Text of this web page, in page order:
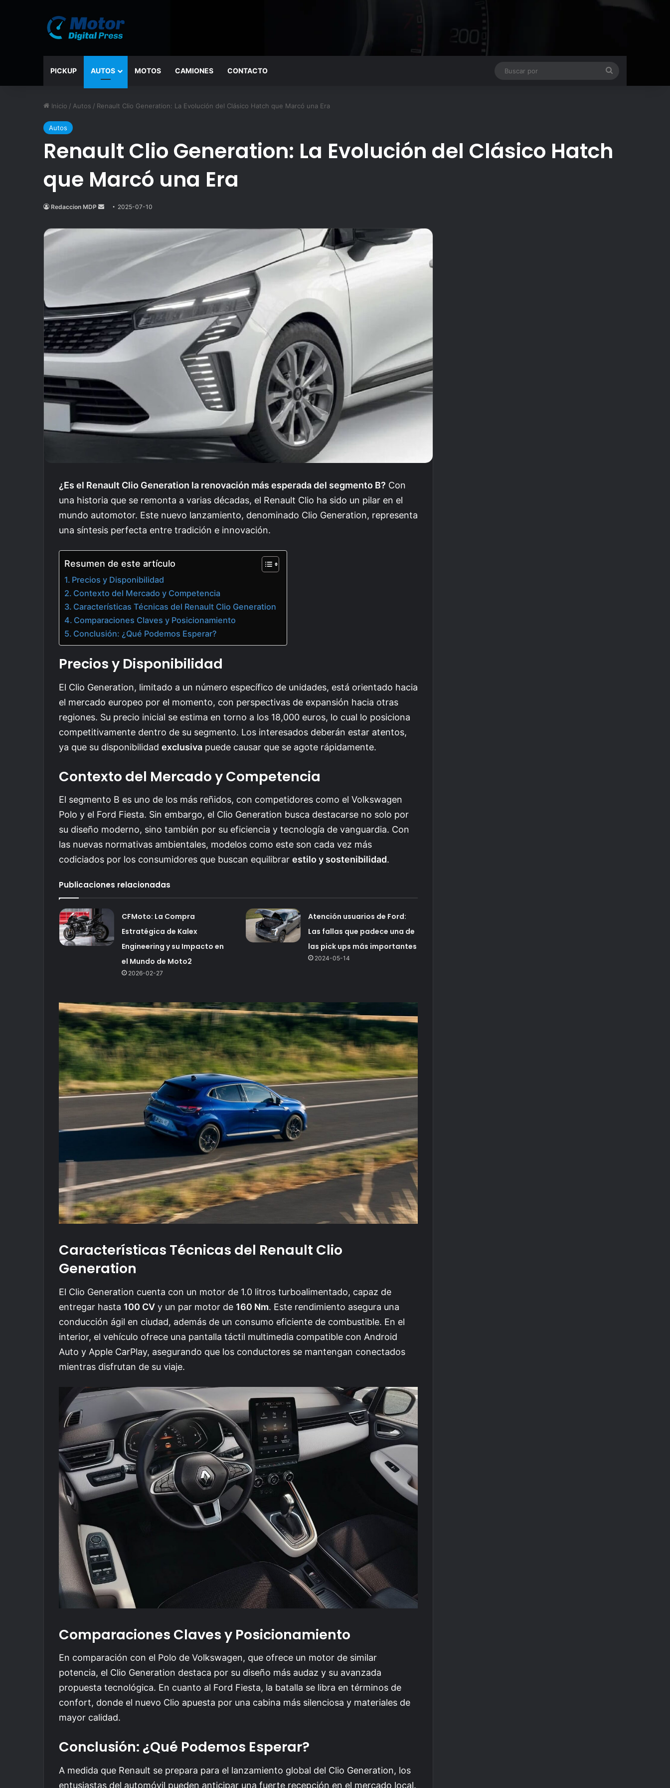
PICKUP AUTOS MOTOS CAMIONES CONTACTO
Inicio / Autos / Renault Clio Generation: La Evolución del Clásico Hatch que Marcó una Era
Autos
Renault Clio Generation: La Evolución del Clásico Hatch
que Marcó una Era
Redaccion MDP
Send
email
2025-07-10
¿Es el Renault Clio Generation la renovación más esperada del segmento B? Con
una historia que se remonta a varias décadas, el Renault Clio ha sido un pilar en el
mundo automotor. Este nuevo lanzamiento, denominado Clio Generation, representa
una síntesis perfecta entre tradición e innovación.
Resumen de este artículo
Precios y Disponibilidad
Contexto del Mercado y Competencia
Características Técnicas del Renault Clio Generation
Comparaciones Claves y Posicionamiento
Conclusión: ¿Qué Podemos Esperar?
Precios y Disponibilidad
El Clio Generation, limitado a un número específico de unidades, está orientado hacia
el mercado europeo por el momento, con perspectivas de expansión hacia otras
regiones. Su precio inicial se estima en torno a los 18,000 euros, lo cual lo posiciona
competitivamente dentro de su segmento. Los interesados deberán estar atentos,
ya que su disponibilidad exclusiva puede causar que se agote rápidamente.
Contexto del Mercado y Competencia
El segmento B es uno de los más reñidos, con competidores como el Volkswagen
Polo y el Ford Fiesta. Sin embargo, el Clio Generation busca destacarse no solo por
su diseño moderno, sino también por su eficiencia y tecnología de vanguardia. Con
las nuevas normativas ambientales, modelos como este son cada vez más
codiciados por los consumidores que buscan equilibrar estilo y sostenibilidad.
Publicaciones relacionadas
CFMoto: La Compra
Estratégica de Kalex
Engineering y su Impacto en
el Mundo de Moto2
2026-02-27
Atención usuarios de Ford:
Las fallas que padece una de
las pick ups más importantes
2024-05-14
Características Técnicas del Renault Clio
Generation
El Clio Generation cuenta con un motor de 1.0 litros turboalimentado, capaz de
entregar hasta 100 CV y un par motor de 160 Nm. Este rendimiento asegura una
conducción ágil en ciudad, además de un consumo eficiente de combustible. En el
interior, el vehículo ofrece una pantalla táctil multimedia compatible con Android
Auto y Apple CarPlay, asegurando que los conductores se mantengan conectados
mientras disfrutan de su viaje.
Comparaciones Claves y Posicionamiento
En comparación con el Polo de Volkswagen, que ofrece un motor de similar
potencia, el Clio Generation destaca por su diseño más audaz y su avanzada
propuesta tecnológica. En cuanto al Ford Fiesta, la batalla se libra en términos de
confort, donde el nuevo Clio apuesta por una cabina más silenciosa y materiales de
mayor calidad.
Conclusión: ¿Qué Podemos Esperar?
A medida que Renault se prepara para el lanzamiento global del Clio Generation, los
entusiastas del automóvil pueden anticipar una fuerte recepción en el mercado local.